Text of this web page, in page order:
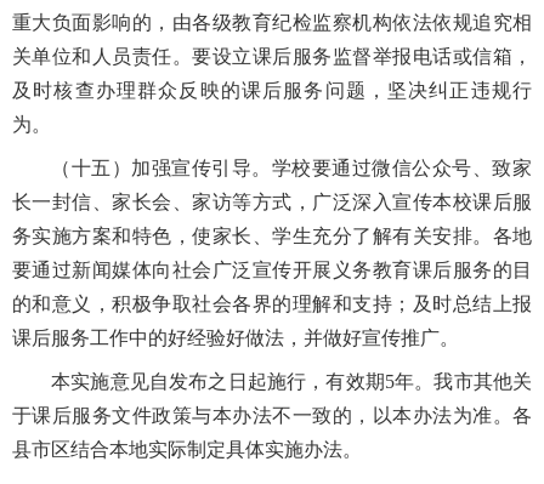
重大负面影响的，由各级教育纪检监察机构依法依规追究相
关单位和人员责任。要设立课后服务监督举报电话或信箱，
及时核查办理群众反映的课后服务问题，坚决纠正违规行
为。
（十五）加强宣传引导。学校要通过微信公众号、致家
长一封信、家长会、家访等方式，广泛深入宣传本校课后服
务实施方案和特色，使家长、学生充分了解有关安排。各地
要通过新闻媒体向社会广泛宣传开展义务教育课后服务的目
的和意义，积极争取社会各界的理解和支持；及时总结上报
课后服务工作中的好经验好做法，并做好宣传推广。
本实施意见自发布之日起施行，有效期5年。我市其他关
于课后服务文件政策与本办法不一致的，以本办法为准。各
县市区结合本地实际制定具体实施办法。